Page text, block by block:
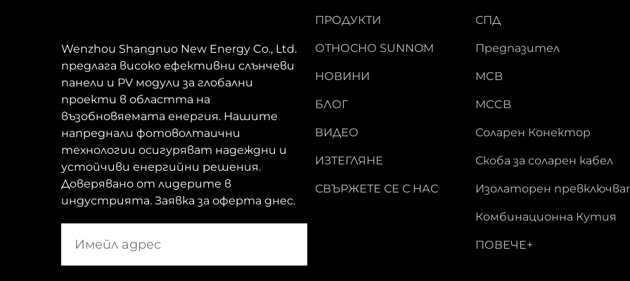
Wenzhou Shangnuo New Energy Co., Ltd.
предлага високо ефективни слънчеви
панели и PV модули за глобални
проекти в областта на
възобновяемата енергия. Нашите
напреднали фотоволтаични
технологии осигуряват надеждни и
устойчиви енергийни решения.
Доверявано от лидерите в
индустрията. Заявка за оферта днес.
ПРОДУКТИ
ОТНОСНО SUNNOM
НОВИНИ
БЛОГ
ВИДЕО
ИЗТЕГЛЯНЕ
СВЪРЖЕТЕ СЕ С НАС
СПД
Предпазител
MCB
MCCB
Соларен Конектор
Скоба за соларен кабел
Изолаторен
Комбинационна Кутия
ПОВЕЧЕ+